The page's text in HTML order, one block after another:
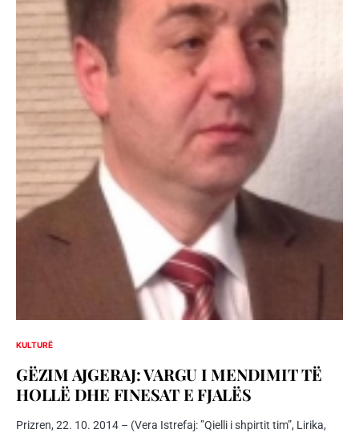
KULTURË
GËZIM AJGERAJ: VARGU I MENDIMIT TË
HOLLË DHE FINESAT E FJALËS
Prizren, 22. 10. 2014 – (Vera Istrefaj: ”Qielli i shpirtit tim”, Lirika,